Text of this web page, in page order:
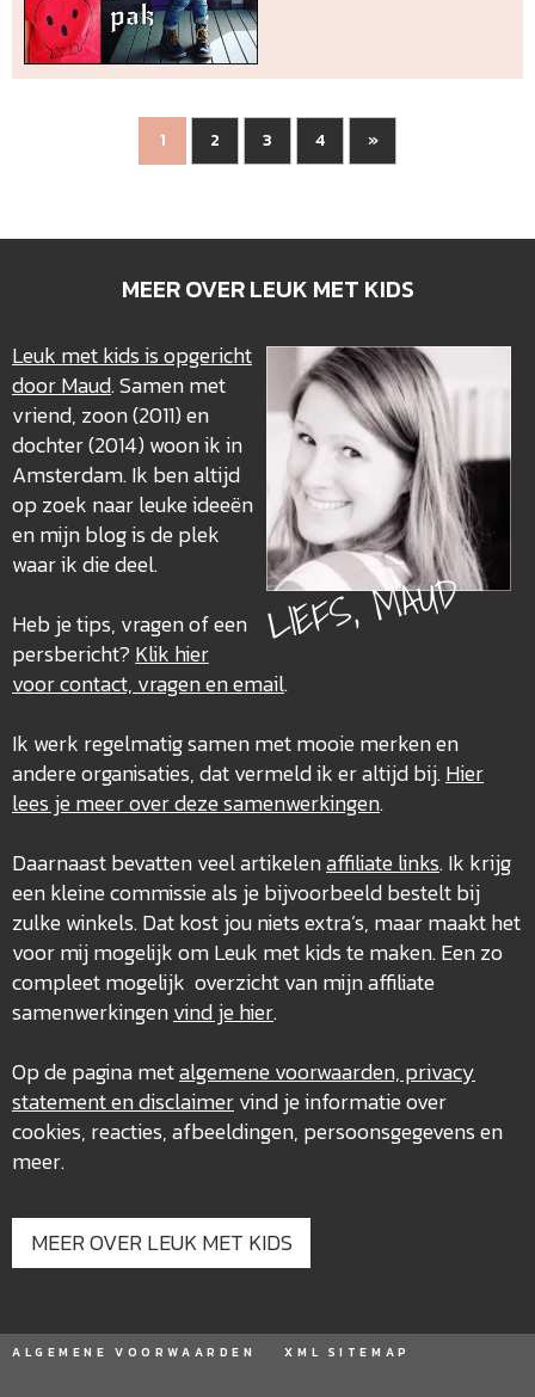
1 2 3 4 »
MEER OVER LEUK MET KIDS
LIEFS, MAUD
Leuk met kids is opgericht
door Maud. Samen met
vriend, zoon (2011) en
dochter (2014) woon ik in
Amsterdam. Ik ben altijd
op zoek naar leuke ideeën
en mijn blog is de plek
waar ik die deel.
Heb je tips, vragen of een
persbericht? Klik hier
voor contact, vragen en email.
Ik werk regelmatig samen met mooie merken en
andere organisaties, dat vermeld ik er altijd bij.Hier
lees je meer over dezesamenwerkingen.
Daarnaast bevatten veel artikelenaffiliate links. Ik krijg
een kleine commissie als je bijvoorbeeld bestelt bij
zulke winkels. Dat kost jou niets extra’s, maar maakt het
voor mij mogelijk om Leuk met kids te maken. Een zo
compleet mogelijk overzicht van mijn affiliate
samenwerkingenvind je hier.
Op de pagina metalgemene voorwaarden, privacy
statement en disclaimervind je informatie over
cookies, reacties, afbeeldingen, persoonsgegevens en
meer.
MEER OVER LEUK MET KIDS
ALGEMENE VOORWAARDEN XML SITEMAP